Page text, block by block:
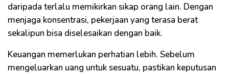
daripada terlalu memikirkan sikap orang lain. Dengan
menjaga konsentrasi, pekerjaan yang terasa berat
sekalipun bisa diselesaikan dengan baik.
Keuangan memerlukan perhatian lebih. Sebelum
mengeluarkan uang untuk sesuatu, pastikan keputusan